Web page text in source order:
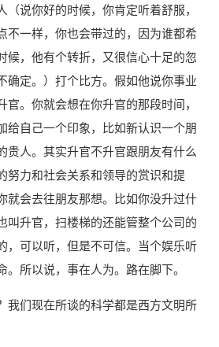
说你好的时候，你肯定听着舒服，
不一样，你也会带过的，因为谁都希
候，他有个转折，又很信心十足的忽
确定。）打个比方。假如他说你事业
。你就会想在你升官的那段时间，
给自己一个印象，比如新认识一个朋
贵人。其实升官不升官跟朋友有什么
努力和社会关系和领导的赏识和提
就会去往朋友那想。比如你没升过什
叫升官，扫楼梯的还能管整个公司的
，可以听，但是不可信。当个娱乐听
所以说，事在人为。路在脚下。
我们现在所谈的科学都是西方文明所